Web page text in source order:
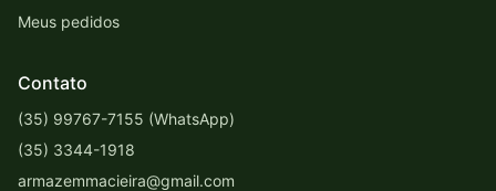
Meus pedidos
Contato
(35) 99767-7155 (WhatsApp)
(35) 3344-1918
armazemmacieira@gmail.com